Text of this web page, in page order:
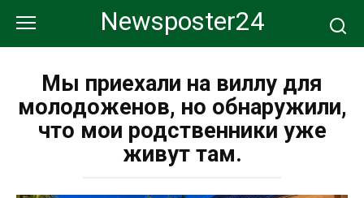
контенту
Newsposter24
Мы приехали на виллу для
молодоженов, но обнаружили,
что мои родственники уже
живут там.